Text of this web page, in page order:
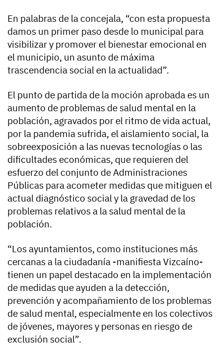
En palabras de la concejala, “con esta propuesta
damos un primer paso desde lo municipal para
visibilizar y promover el bienestar emocional en
el municipio, un asunto de máxima
trascendencia social en la actualidad”.
El punto de partida de la moción aprobada es un
aumento de problemas de salud mental en la
población, agravados por el ritmo de vida actual,
por la pandemia sufrida, el aislamiento social, la
sobreexposición a las nuevas tecnologías o las
dificultades económicas, que requieren del
esfuerzo del conjunto de Administraciones
Públicas para acometer medidas que mitiguen el
actual diagnóstico social y la gravedad de los
problemas relativos a la salud mental de la
población.
“Los ayuntamientos, como instituciones más
cercanas a la ciudadanía -manifiesta Vizcaíno-
tienen un papel destacado en la implementación
de medidas que ayuden a la detección,
prevención y acompañamiento de los problemas
de salud mental, especialmente en los colectivos
de jóvenes, mayores y personas en riesgo de
exclusión social”.